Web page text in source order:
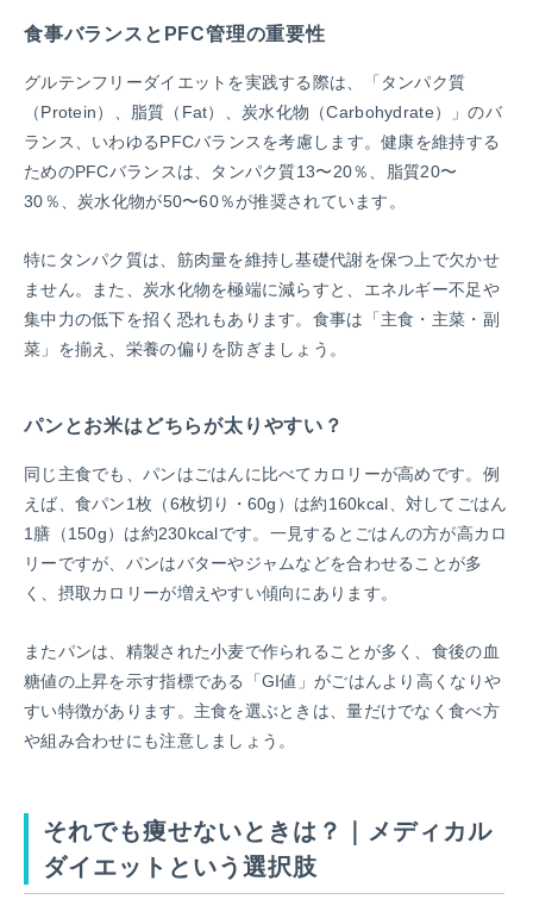
食事バランスとPFC管理の重要性
グルテンフリーダイエットを実践する際は、「タンパク質
（Protein）、脂質（Fat）、炭水化物（Carbohydrate）」のバ
ランス、いわゆるPFCバランスを考慮します。健康を維持する
ためのPFCバランスは、タンパク質13〜20％、脂質20〜
30％、炭水化物が50〜60％が推奨されています。
特にタンパク質は、筋肉量を維持し基礎代謝を保つ上で欠かせ
ません。また、炭水化物を極端に減らすと、エネルギー不足や
集中力の低下を招く恐れもあります。食事は「主食・主菜・副
菜」を揃え、栄養の偏りを防ぎましょう。
パンとお米はどちらが太りやすい？
同じ主食でも、パンはごはんに比べてカロリーが高めです。例
えば、食パン1枚（6枚切り・60g）は約160kcal、対してごはん
1膳（150g）は約230kcalです。一見するとごはんの方が高カロ
リーですが、パンはバターやジャムなどを合わせることが多
く、摂取カロリーが増えやすい傾向にあります。
またパンは、精製された小麦で作られることが多く、食後の血
糖値の上昇を示す指標である「GI値」がごはんより高くなりや
すい特徴があります。主食を選ぶときは、量だけでなく食べ方
や組み合わせにも注意しましょう。
それでも痩せないときは？｜メディカル
ダイエットという選択肢